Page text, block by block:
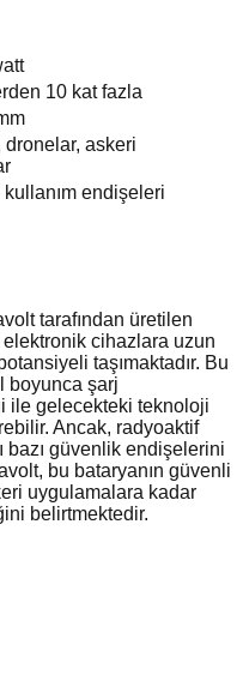
10 kat fazla
askeri
endişeleri
tarafından üretilen
cihazlara uzun
taşımaktadır. Bu
boyunca şarj
ile gelecekteki teknoloji
Ancak, radyoaktif
bazı güvenlik endişelerini
bu bataryanın güvenli
uygulamalara kadar
belirtmektedir.